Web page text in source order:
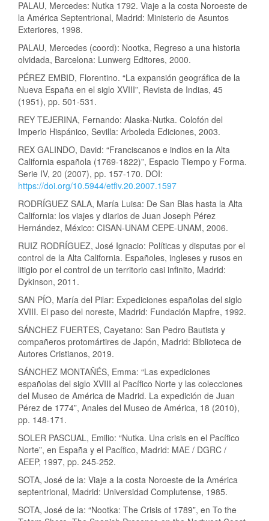
PALAU, Mercedes: Nutka 1792. Viaje a la costa Noroeste de
la América Septentrional, Madrid: Ministerio de Asuntos
Exteriores, 1998.
PALAU, Mercedes (coord): Nootka, Regreso a una historia
olvidada, Barcelona: Lunwerg Editores, 2000.
PÉREZ EMBID, Florentino. “La expansión geográfica de la
Nueva España en el siglo XVIII”, Revista de Indias, 45
(1951), pp. 501-531.
REY TEJERINA, Fernando: Alaska-Nutka. Colofón del
Imperio Hispánico, Sevilla: Arboleda Ediciones, 2003.
REX GALINDO, David: “Franciscanos e indios en la Alta
California española (1769-1822)”, Espacio Tiempo y Forma.
Serie IV, 20 (2007), pp. 157-170. DOI:
https://doi.org/10.5944/etfiv.20.2007.1597
RODRÍGUEZ SALA, María Luisa: De San Blas hasta la Alta
California: los viajes y diarios de Juan Joseph Pérez
Hernández, México: CISAN-UNAM CEPE-UNAM, 2006.
RUIZ RODRÍGUEZ, José Ignacio: Políticas y disputas por el
control de la Alta California. Españoles, ingleses y rusos en
litigio por el control de un territorio casi infinito, Madrid:
Dykinson, 2011.
SAN PÍO, María del Pilar: Expediciones españolas del siglo
XVIII. El paso del noreste, Madrid: Fundación Mapfre, 1992.
SÁNCHEZ FUERTES, Cayetano: San Pedro Bautista y
compañeros protomártires de Japón, Madrid: Biblioteca de
Autores Cristianos, 2019.
SÁNCHEZ MONTAÑÉS, Emma: “Las expediciones
españolas del siglo XVIII al Pacífico Norte y las colecciones
del Museo de América de Madrid. La expedición de Juan
Pérez de 1774”, Anales del Museo de América, 18 (2010),
pp. 148-171.
SOLER PASCUAL, Emilio: “Nutka. Una crisis en el Pacífico
Norte”, en España y el Pacífico, Madrid: MAE / DGRC /
AEEP, 1997, pp. 245-252.
SOTA, José de la: Viaje a la costa Noroeste de la América
septentrional, Madrid: Universidad Complutense, 1985.
SOTA, José de la: “Nootka: The Crisis of 1789”, en To the